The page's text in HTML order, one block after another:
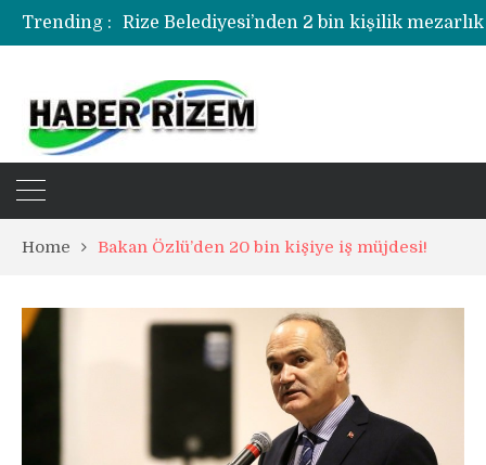
Trending :
Rize Belediyesi’nden 2 bin kişilik
Rize’de uyuşturucu operasyonunda 1
Home Bakan Özlü’den 20 bin kişiye iş müjdesi!